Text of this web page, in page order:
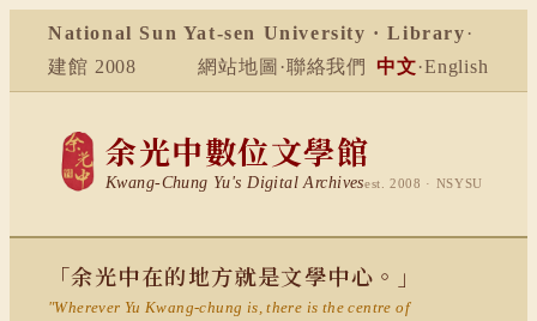
National Sun Yat-sen University · Library ·
建館 2008
網站地圖 ·聯絡我們 中文·English
余光中數位文學館
Kwang-Chung Yu's Digital Archivesest. 2008 · NSYSU
「余光中在的地方就是文學中心。」
"Wherever Yu Kwang-chung is, there is the centre of